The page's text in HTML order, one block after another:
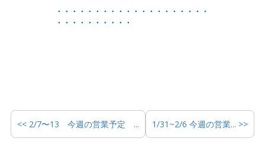
・・・・・・・・・・・・・・・・・・・・
・・・・・・・・・・
<< 2/7〜13 今週の営業予定 ... 1/31~2/6 今週の営業... >>